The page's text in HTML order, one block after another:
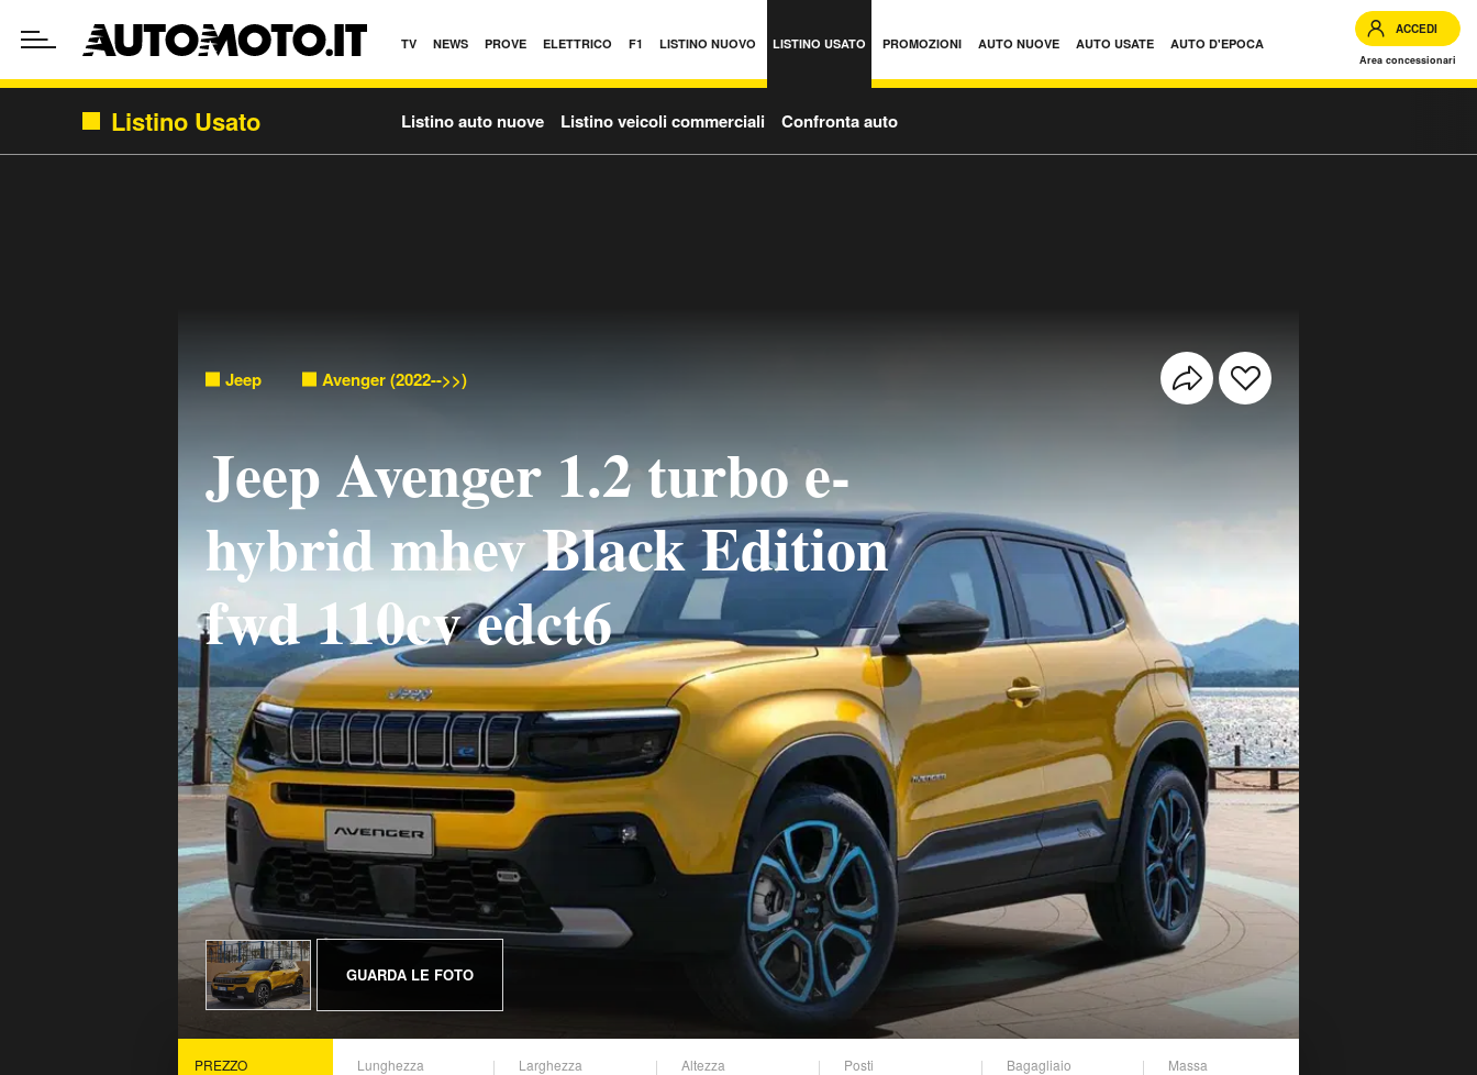
TV NEWS PROVE ELETTRICO F1 LISTINO NUOVO LISTINO USATO PROMOZIONI AUTO NUOVE AUTO USATE AUTO D'EPOCA
ACCEDI
Area concessionari
Listino Usato Listino auto nuove Listino veicoli commerciali Confronta auto
Jeep Avenger (2022-->>)
Jeep Avenger 1.2 turbo e-
hybrid mhev Black Edition
fwd 110cv edct6
GUARDA LE FOTO
PREZZO Lunghezza Larghezza Altezza Posti Bagagliaio Massa